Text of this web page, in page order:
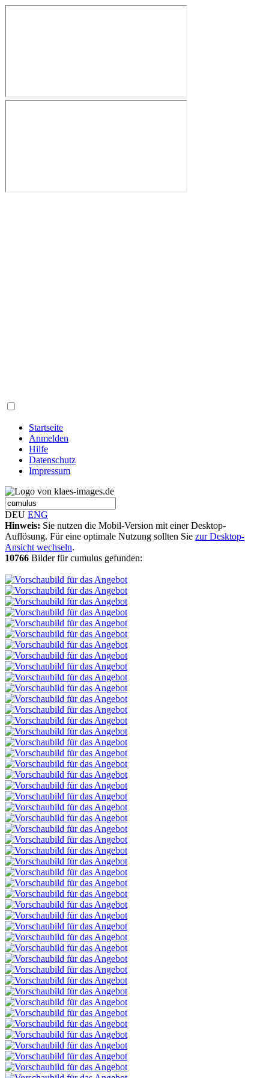
Startseite
Anmelden
Hilfe
Datenschutz
Impressum
DEU ENG
Hinweis: Sie nutzen die Mobil-Version mit einer Desktop-
Auflösung. Für eine optimale Nutzung sollten Sie zur Desktop-
Ansicht wechseln.
10766 Bilder für cumulus gefunden: